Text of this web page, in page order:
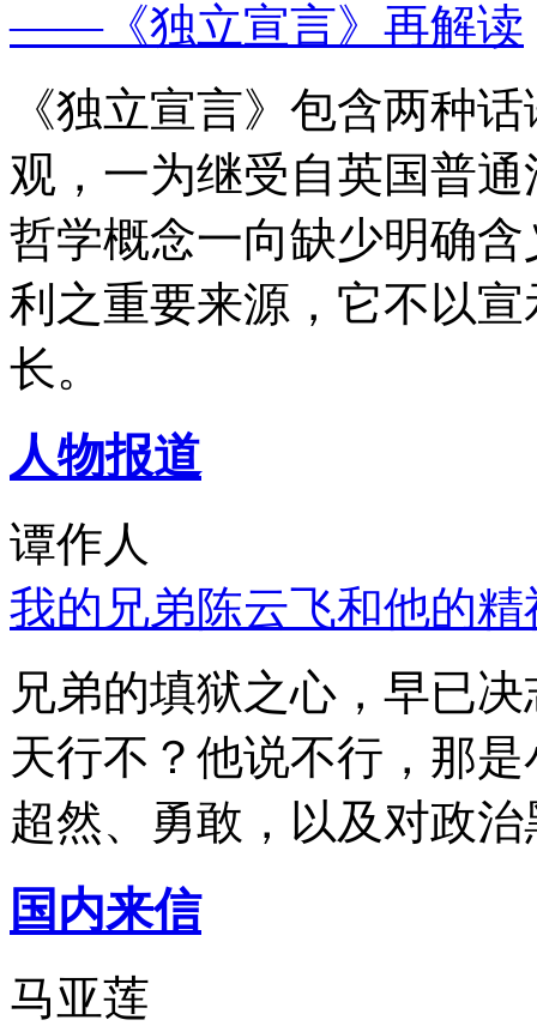
——《独立宣言》再解读
《独立宣言》包含两种
观，一为继受自英国普
哲学概念一向缺少明确
利之重要来源，它不以
长。
人物报道
谭作人
我的兄弟陈云飞和他的
兄弟的填狱之心，早已
天行不？他说不行，那
超然、勇敢，以及对政
国内来信
马亚莲